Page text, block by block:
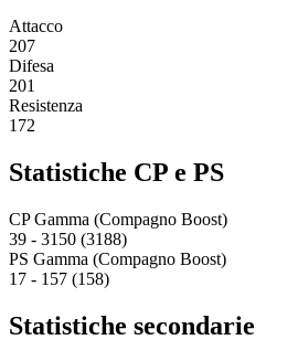
Attacco
207
Difesa
201
Resistenza
172
Statistiche CP e PS
CP Gamma (Compagno Boost)
39 - 3150 (3188)
PS Gamma (Compagno Boost)
17 - 157 (158)
Statistiche secondarie